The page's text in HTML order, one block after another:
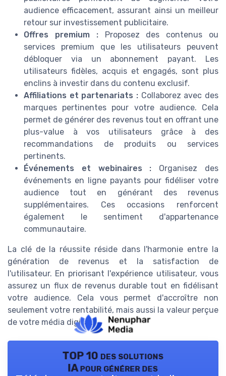
audience efficacement, assurant ainsi un meilleur
retour sur investissement publicitaire.
Offres premium :Proposez des contenus ou
services premium que les utilisateurs peuvent
débloquer via un abonnement payant. Les
utilisateurs fidèles, acquis et engagés, sont plus
enclins à investir dans du contenu exclusif.
Affiliations et partenariats : Collaborez avec des
marques pertinentes pour votre audience. Cela
permet de générer des revenus tout en offrant une
plus-value à vos utilisateurs grâce à des
recommandations de produits ou services
pertinents.
Événements et webinaires : Organisez des
événements en ligne payants pour fidéliser votre
audience tout en générant des revenus
supplémentaires. Ces occasions renforcent
également le sentiment d'appartenance
communautaire.
La clé de la réussite réside dans l'harmonie entre la
génération de revenus et la satisfaction de
l'utilisateur. En priorisant l'expérience utilisateur, vous
assurez un flux de revenus durable tout en fidélisant
votre audience. Cela vous permet d'accroître non
seulement votre rentabilité, mais aussi la valeur perçue
de votre média digital.
TOP 10 des solutions
IA pour générer des